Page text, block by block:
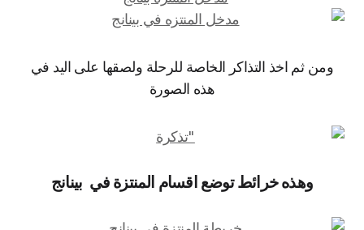
ومن ثم اخذ التذاكر الخاصة للرحلة ولصقها على اليد في
هذه الصورة
وهذه خرائط توضع اقسام المنتزة في بينانج